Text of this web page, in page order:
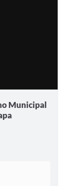
Municipal